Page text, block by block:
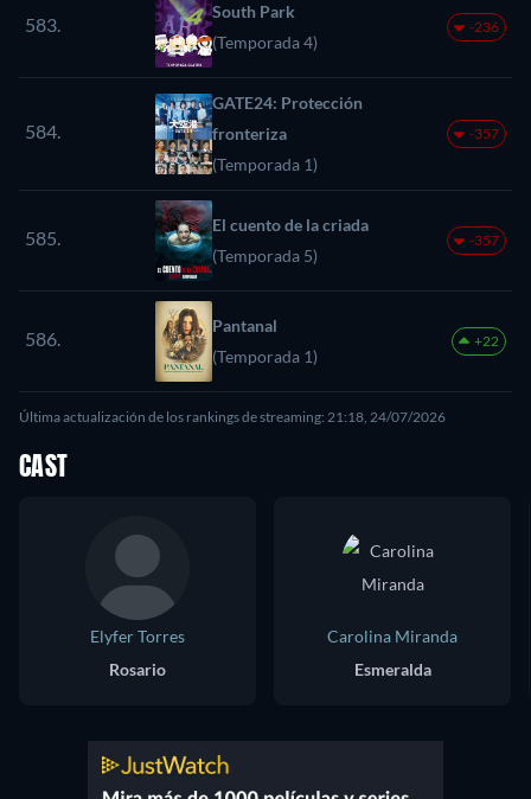
583.
South Park
(Temporada 4)
-236
584.
GATE24: Protección
fronteriza
(Temporada 1)
-357
585.
El cuento de la criada
(Temporada 5)
-357
586.
Pantanal
(Temporada 1)
+22
Última actualización de los rankings de streaming: 21:18, 24/07/2026
CAST
Elyfer Torres
Rosario
Carolina Miranda
Esmeralda